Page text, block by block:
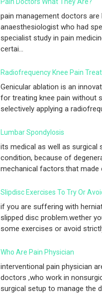
Pain Doctors What They Are?
pain management doctors are
anaesthesiologist who had
specialist study in pain
certai...
Radiofrequency Knee Pain
Genicular ablation is an
for treating knee pain without
selectively applying a
Lumbar Spondylosis
its medical as well as surgical
condition, because of
mechanical factors.that made
Slipdisc Exercises To Try Or
if you are suffering with
slipped disc problem.wether
some exercises or avoid
Who Are Pain Physician
interventional pain physician
doctors ,who work in
surgical setup to manage the